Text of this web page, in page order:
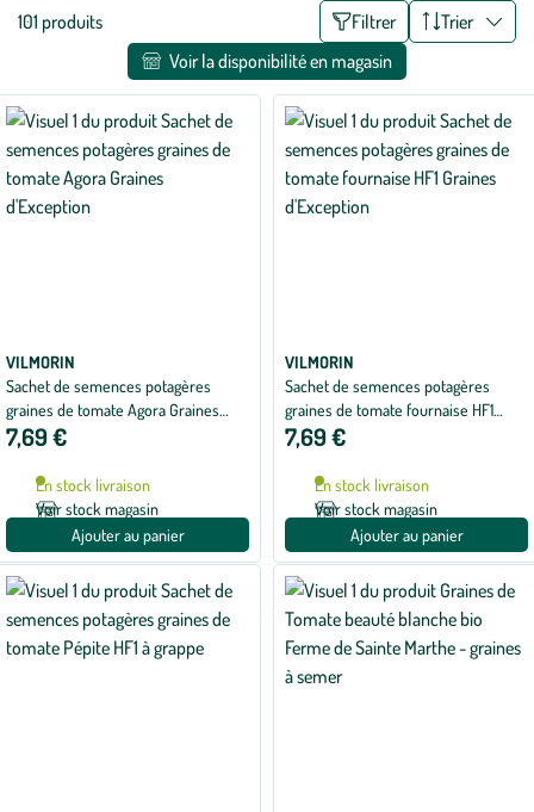
Liste
appliqués
101 produits Filtrer
Trier
Voir la disponibilité en magasin
VILMORIN
Sachet de semences potagères
graines de tomate Agora Graines
d'Exception
7,69 €
En stock livraison
Voir stock magasin
Ajouter au panier
VILMORIN
Sachet de semences potagères
graines de tomate fournaise HF1
Graines d'Exception
7,69 €
En stock livraison
Voir stock magasin
Ajouter au panier